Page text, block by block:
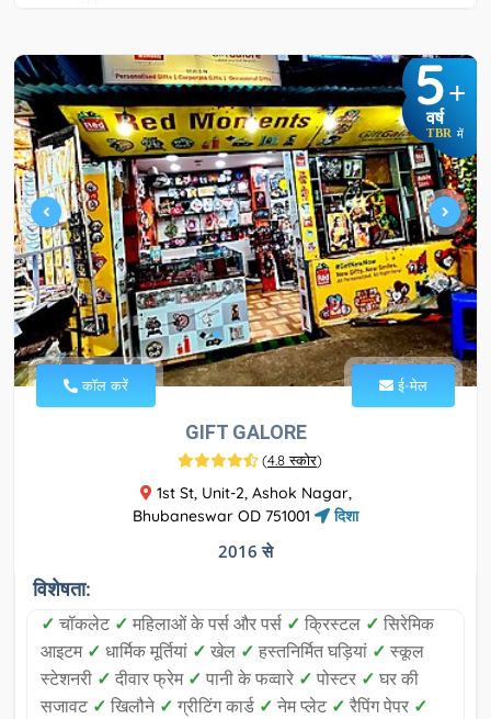
5+
वर्ष
TBR में
कॉल करें ई-मेल
GIFT GALORE
(4.8 स्कोर)
1st St, Unit-2, Ashok Nagar,
Bhubaneswar OD 751001
दिशा
2016 से
विशेषता:
✓ चॉकलेट ✓ महिलाओं के पर्स और पर्स ✓ क्रिस्टल ✓ सिरेमिक
आइटम ✓ धार्मिक मूर्तियां ✓ खेल ✓ हस्तनिर्मित घड़ियां ✓ स्कूल
स्टेशनरी ✓ दीवार फ्रेम ✓ पानी के फव्वारे ✓ पोस्टर ✓ घर की
सजावट ✓ खिलौने ✓ ग्रीटिंग कार्ड ✓ नेम प्लेट ✓ रैपिंग पेपर ✓